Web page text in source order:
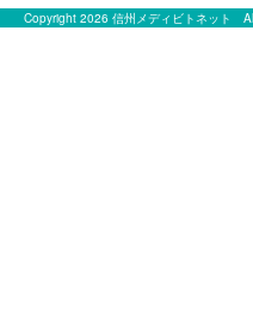
Copyright 2026 信州メディビトネット